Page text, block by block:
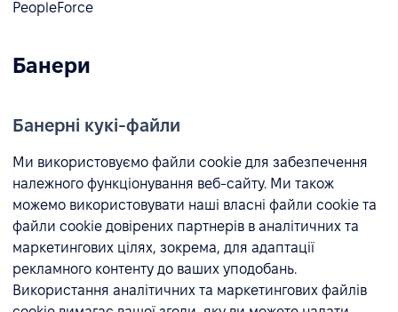
PeopleForce
Банери
Банерні кукі-файли
Ми використовуємо файли cookie для забезпечення
належного функціонування веб-сайту. Ми також
можемо використовувати наші власні файли cookie та
файли cookie довірених партнерів в аналітичних та
маркетингових цілях, зокрема, для адаптації
рекламного контенту до ваших уподобань.
Використання аналітичних та маркетингових файлів